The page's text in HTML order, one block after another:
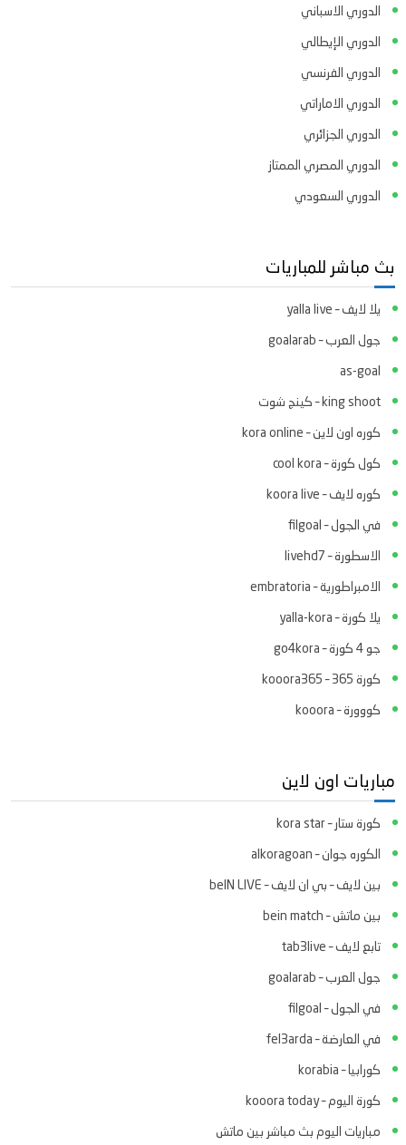
الدوري الاسباني
الدوري الإيطالي
الدوري الفرنسي
الدوري الاماراتي
الدوري الجزائري
الدوري المصري الممتاز
الدوري السعودي
بث مباشر للمباريات
يلا لايف – yalla live
جول العرب – goalarab
as-goal
king shoot – كينج شوت
كوره اون لاين – kora online
كول كورة – cool kora
كوره لايف – koora live
في الجول – filgoal
الاسطورة – livehd7
الامبراطورية – embratoria
يلا كورة – yalla-kora
جو 4 كورة – go4kora
كورة 365 – kooora365
كووورة – kooora
مباريات اون لاين
كورة ستار – kora star
الكوره جوان – alkoragoan
بين لايف – بي ان لايف – beIN LIVE
بين ماتش – bein match
تابع لايف – tab3live
جول العرب – goalarab
في الجول – filgoal
في العارضة – fel3arda
كورابيا – korabia
كورة اليوم – kooora today
مباريات اليوم بث مباشر بين ماتش